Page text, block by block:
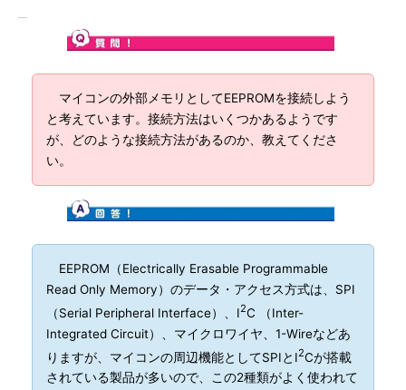
マイコンの外部メモリとしてEEPROMを接続しよう
と考えています。接続方法はいくつかあるようです
が、どのような接続方法があるのか、教えてくださ
い。
EEPROM（Electrically Erasable Programmable
Read Only Memory）のデータ・アクセス方式は、SPI
（Serial Peripheral Interface）、I2C （Inter-
Integrated Circuit）、マイクロワイヤ、1-Wireなどあ
りますが、マイコンの周辺機能としてSPIとI2Cが搭載
されている製品が多いので、この2種類がよく使われて